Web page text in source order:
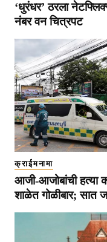
‘धुरंधर’ ठरला
नंबर वन चित्रपट
क्राईमनामा
आजी-आजोबांची हत्या
शाळेत गोळीबार; सात